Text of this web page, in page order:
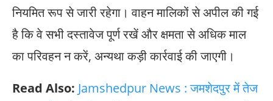
नियमित रूप से जारी रहेगा। वाहन मालिकों से अपील की गई
है कि वे सभी दस्तावेज पूर्ण रखें और क्षमता से अधिक माल
का परिवहन न करें, अन्यथा कड़ी कार्रवाई की जाएगी।
Read Also: Jamshedpur News : जमशेदपुर में तेज